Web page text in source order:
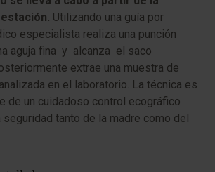
. Utilizando una guía por
especialista realiza una punción
aguja fina y alcanza el saco
extrae una muestra de
en el laboratorio. La técnica es
de un cuidadoso control ecográfico
seguridad tanto de la madre como del